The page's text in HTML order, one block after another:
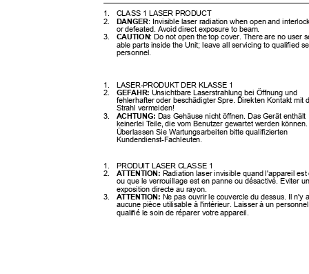
1. CLASS 1 LASER PRODUCT
2. DANGER: Invisible laser radiation when open and
or defeated. Avoid direct exposure to beam.
3. CAUTION: Do not open the top cover. There are no user
able parts inside the Unit; leave all servicing to qualified
personnel.
1. LASER-PRODUKT DER KLASSE 1
2. GEFAHR: Unsichtbare Laserstrahlung bei Öffnung und
fehlerhafter oder beschädigter Spre. Direkten Kontakt mit
Strahl vermeiden!
3. ACHTUNG: Das Gehäuse nicht öffnen. Das Gerät
keinerlei Teile, die vom Benutzer gewartet werden
Überlassen Sie Wartungsarbeiten bitte qualifizierten
Kundendienst-Fachleuten.
1. PRODUIT LASER CLASSE 1
2. ATTENTION: Radiation laser invisible quand l'appareil
ou que le verrouillage est en panne ou désactivé. Eviter
exposition directe au rayon.
3. ATTENTION: Ne pas ouvrir le couvercle du dessus. Il n'y
aucune pièce utilisable à l'intérieur. Laisser à un
qualifié le soin de réparer votre appareil.